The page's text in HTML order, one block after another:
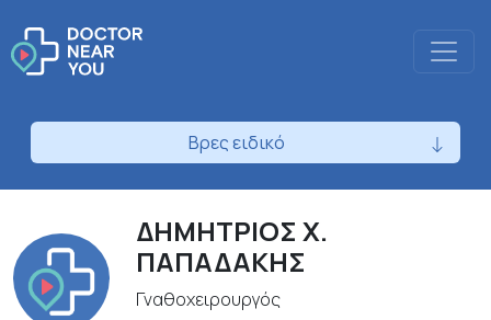
Βρες ειδικό
ΔΗΜΗΤΡΙΟΣ Χ.
ΠΑΠΑΔΑΚΗΣ
Γναθοχειρουργός